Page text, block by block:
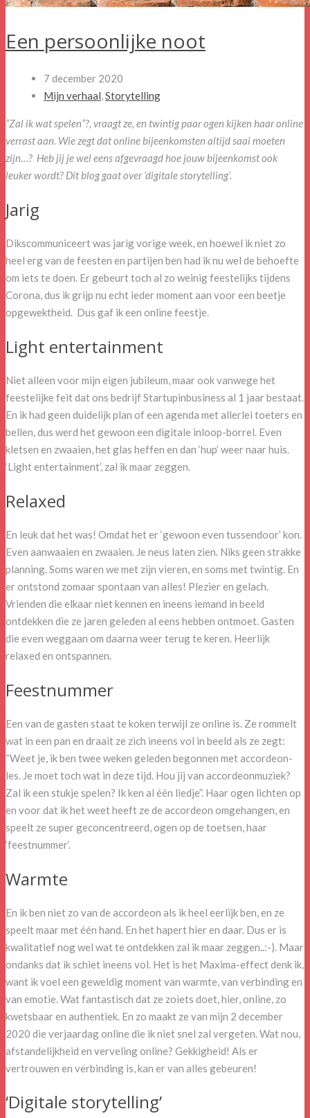
Een persoonlijke noot
7 december 2020
Mijn verhaal,Storytelling
“Zal ik wat spelen”?, vraagt ze, en twintig paar ogen kijken haar online
verrast aan. Wie zegt dat online bijeenkomsten altijd saai moeten
zijn…? Heb jij je wel eens afgevraagd hoe jouw bijeenkomst ook
leuker wordt? Dit blog gaat over ‘digitale storytelling’.
Jarig
Dikscommuniceert was jarig vorige week, en hoewel ik niet zo
heel erg van de feesten en partijen ben had ik nu wel de behoefte
om iets te doen. Er gebeurt toch al zo weinig feestelijks tijdens
Corona, dus ik grijp nu echt ieder moment aan voor een beetje
opgewektheid. Dus gaf ik een online feestje.
Light entertainment
Niet alleen voor mijn eigen jubileum, maar ook vanwege het
feestelijke feit dat ons bedrijf Startupinbusiness al 1 jaar bestaat.
En ik had geen duidelijk plan of een agenda met allerlei toeters en
bellen, dus werd het gewoon een digitale inloop-borrel. Even
kletsen en zwaaien, het glas heffen en dan ‘hup’ weer naar huis.
‘Light entertainment’, zal ik maar zeggen.
Relaxed
En leuk dat het was! Omdat het er ‘gewoon even tussendoor’ kon.
Even aanwaaien en zwaaien. Je neus laten zien. Niks geen strakke
planning. Soms waren we met zijn vieren, en soms met twintig. En
er ontstond zomaar spontaan van alles! Plezier en gelach.
Vrienden die elkaar niet kennen en ineens iemand in beeld
ontdekken die ze jaren geleden al eens hebben ontmoet. Gasten
die even weggaan om daarna weer terug te keren. Heerlijk
relaxed en ontspannen.
Feestnummer
Een van de gasten staat te koken terwijl ze online is. Ze rommelt
wat in een pan en draait ze zich ineens vol in beeld als ze zegt:
“Weet je, ik ben twee weken geleden begonnen met accordeon-
les. Je moet toch wat in deze tijd. Hou jij van accordeonmuziek?
Zal ik een stukje spelen? Ik ken al één liedje”. Haar ogen lichten op
en voor dat ik het weet heeft ze de accordeon omgehangen, en
speelt ze super geconcentreerd, ogen op de toetsen, haar
‘feestnummer’.
Warmte
En ik ben niet zo van de accordeon als ik heel eerlijk ben, en ze
speelt maar met één hand. En het hapert hier en daar. Dus er is
kwalitatief nog wel wat te ontdekken zal ik maar zeggen..:-). Maar
ondanks dat ik schiet ineens vol. Het is het Maxima-effect denk ik,
want ik voel een geweldig moment van warmte, van verbinding en
van emotie. Wat fantastisch dat ze zoiets doet, hier, online, zo
kwetsbaar en authentiek. En zo maakt ze van mijn 2 december
2020 die verjaardag online die ik niet snel zal vergeten. Wat nou,
afstandelijkheid en verveling online? Gekkigheid! Als er
vertrouwen en verbinding is, kan er van alles gebeuren!
‘Digitale storytelling’